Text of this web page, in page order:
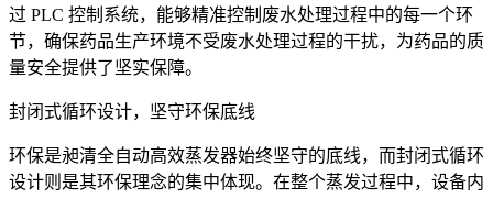
过 PLC 控制系统，能够精准控制废水处理过程中的每一个环
节，确保药品生产环境不受废水处理过程的干扰，为药品的质
量安全提供了坚实保障。
封闭式循环设计，坚守环保底线
环保是昶清全自动高效蒸发器始终坚守的底线，而封闭式循环
设计则是其环保理念的集中体现。在整个蒸发过程中，设备内